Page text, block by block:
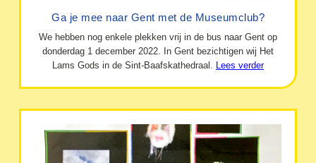
Ga je mee naar Gent met de Museumclub?
We hebben nog enkele plekken vrij in de bus naar Gent op
donderdag 1 december 2022. In Gent bezichtigen wij Het
Lams Gods in de Sint-Baafskathedraal. Lees verder